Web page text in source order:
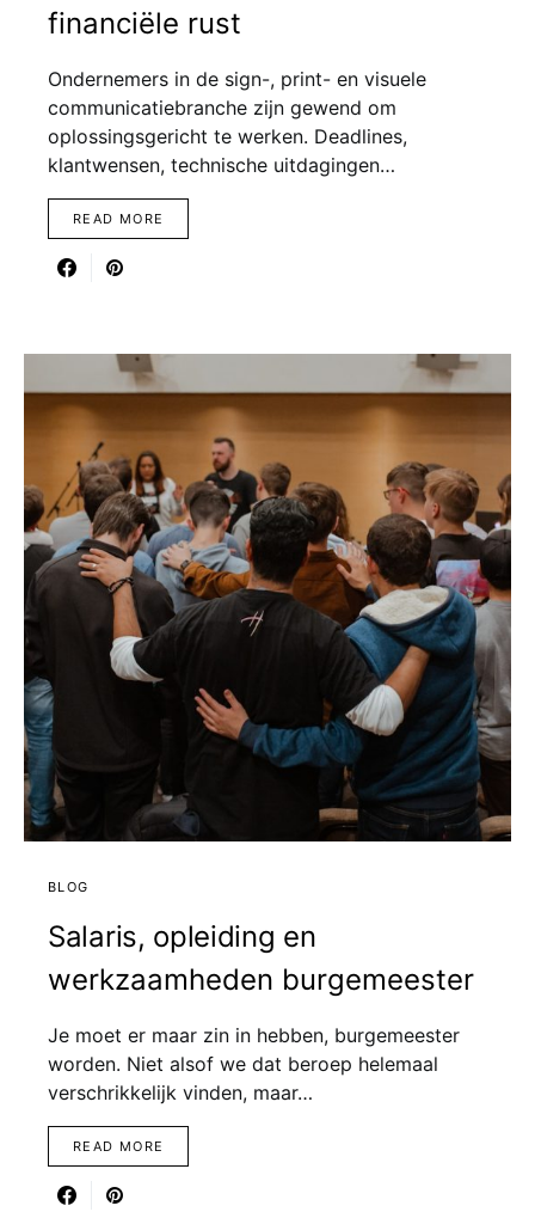
financiële rust
Ondernemers in de sign-, print- en visuele
communicatiebranche zijn gewend om
oplossingsgericht te werken. Deadlines,
klantwensen, technische uitdagingen…
READ MORE
BLOG
Salaris, opleiding en
werkzaamheden burgemeester
Je moet er maar zin in hebben, burgemeester
worden. Niet alsof we dat beroep helemaal
verschrikkelijk vinden, maar…
READ MORE